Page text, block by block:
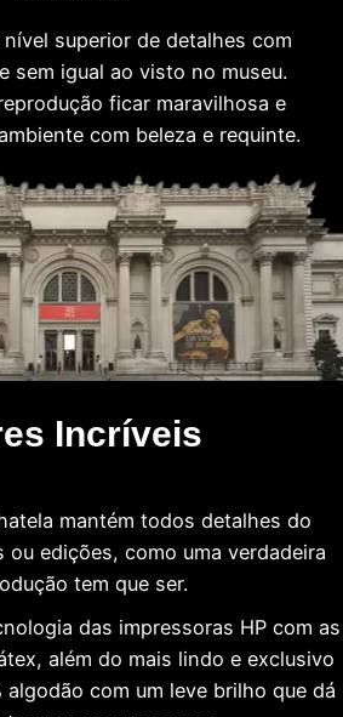
superior de detalhes com
sem igual ao visto no museu.
ficar maravilhosa e
com beleza e requinte.
Incríveis
mantém todos detalhes do
edições, como uma verdadeira
tem que ser.
das impressoras HP com as
além do mais lindo e exclusivo
algodão com um leve brilho que dá